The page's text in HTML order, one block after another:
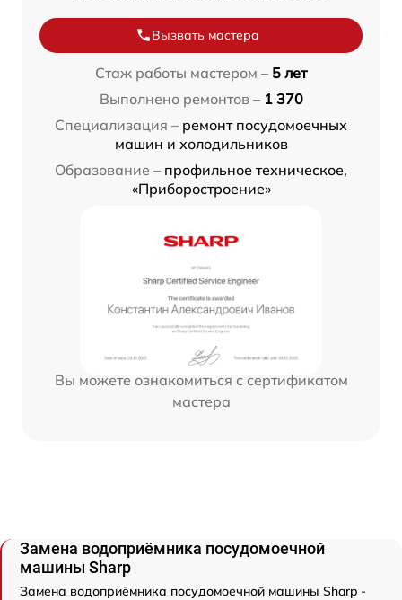
Вызвать мастера
Стаж работы мастером – 5 лет
Выполнено ремонтов – 1 370
Специализация – ремонт посудомоечных
машин и холодильников
Образование – профильное техническое,
«Приборостроение»
Вы можете ознакомиться с сертификатом
мастера
Замена водоприёмника посудомоечной
машины Sharp
Замена водоприёмника посудомоечной машины Sharp -